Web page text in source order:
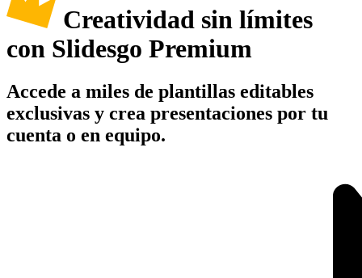
Creatividad sin límites
con Slidesgo Premium
Accede a miles de plantillas editables
exclusivas y crea presentaciones por tu
cuenta o en equipo.